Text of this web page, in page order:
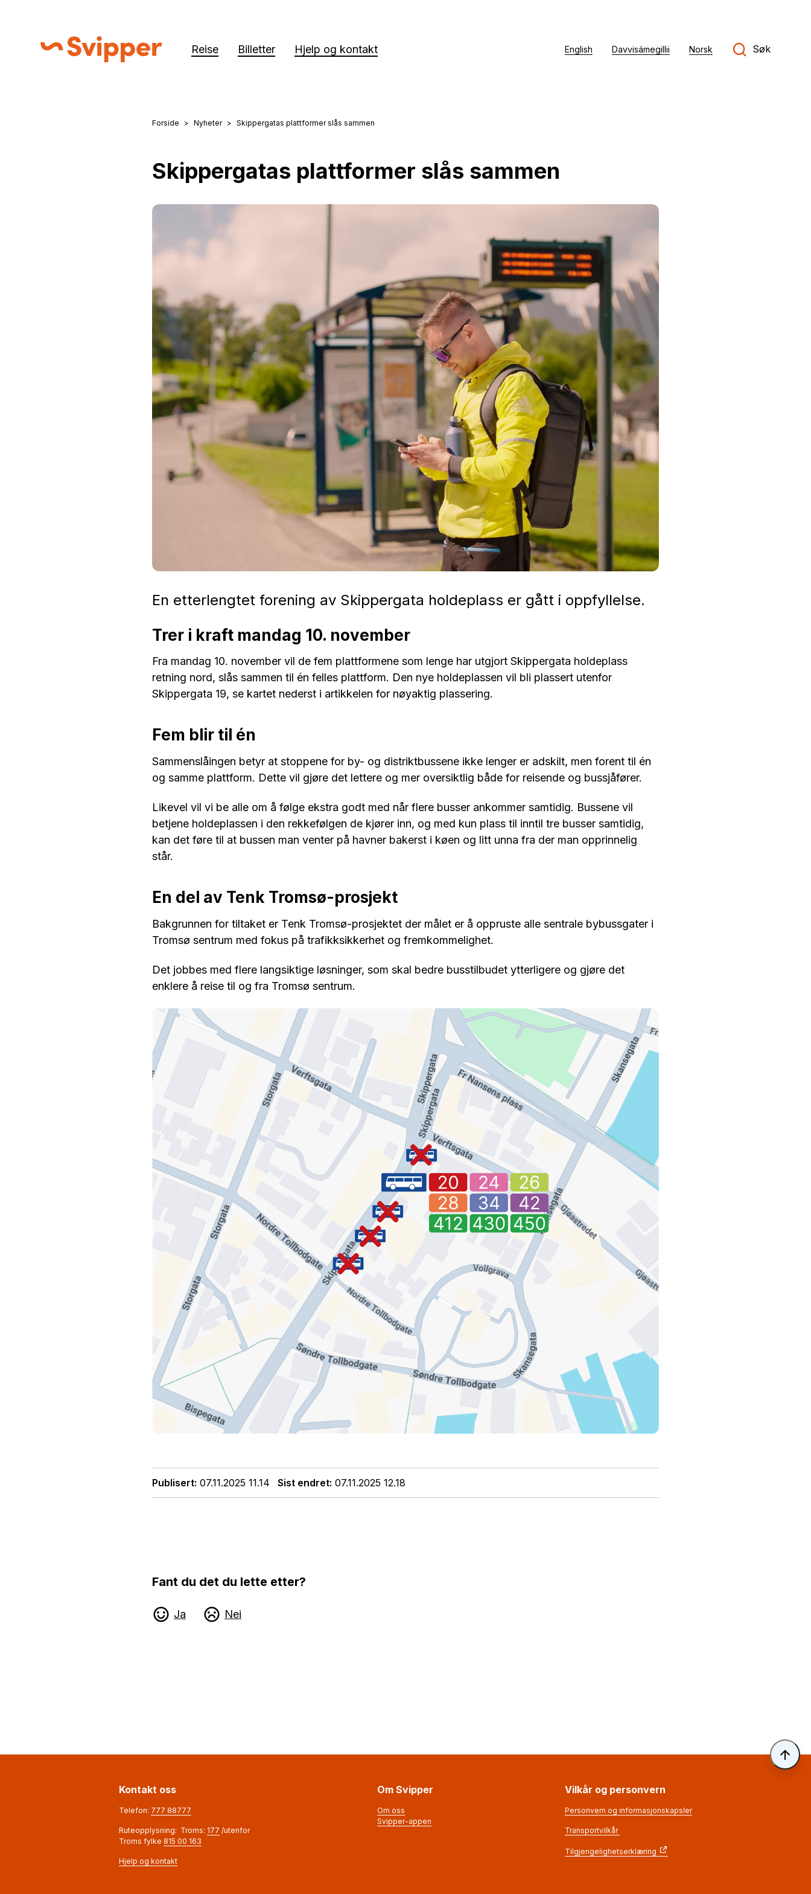
Reise Billetter Hjelp og kontakt English Davvisámegillii Norsk Søk
Du er her:
Forside Nyheter Skippergatas plattformer slås sammen
Skippergatas plattformer slås sammen
En etterlengtet forening av Skippergata holdeplass er gått i oppfyllelse.
Trer i kraft mandag 10. november
Fra mandag 10. november vil de fem plattformene som lenge har utgjort Skippergata holdeplass
retning nord, slås sammen til én felles plattform. Den nye holdeplassen vil bli plassert utenfor
Skippergata 19, se kartet nederst i artikkelen for nøyaktig plassering.
Fem blir til én
Sammenslåingen betyr at stoppene for by- og distriktbussene ikke lenger er adskilt, men forent til én
og samme plattform. Dette vil gjøre det lettere og mer oversiktlig både for reisende og bussjåfører.
Likevel vil vi be alle om å følge ekstra godt med når flere busser ankommer samtidig. Bussene vil
betjene holdeplassen i den rekkefølgen de kjører inn, og med kun plass til inntil tre busser samtidig,
kan det føre til at bussen man venter på havner bakerst i køen og litt unna fra der man opprinnelig
står.
En del av Tenk Tromsø-prosjekt
Bakgrunnen for tiltaket er Tenk Tromsø-prosjektet der målet er å oppruste alle sentrale bybussgater i
Tromsø sentrum med fokus på trafikksikkerhet og fremkommelighet.
Det jobbes med flere langsiktige løsninger, som skal bedre busstilbudet ytterligere og gjøre det
enklere å reise til og fra Tromsø sentrum.
Publisert 07.11.2025 11.14 Sist endret 07.11.2025 12.18
Fant du det du lette etter?
Ja Nei
Til
Kontakt oss
Telefon: 777 88777
Ruteopplysning: Troms: 177 /utenfor
Troms fylke 815 00 163
Hjelp og kontakt
Om Svipper
Om oss
Svipper-appen
Vilkår og personvern
Personvern og informasjonskapsler
Transportvilkår
Tilgjengelighetserklæring